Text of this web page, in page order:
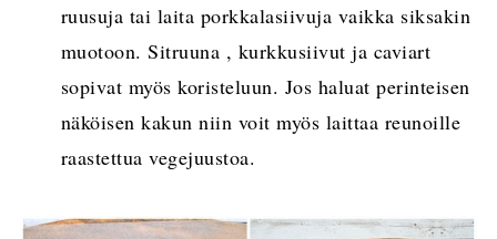
ruusuja tai laita porkkalasiivuja vaikka siksakin
muotoon. Sitruuna , kurkkusiivut ja caviart
sopivat myös koristeluun. Jos haluat perinteisen
näköisen kakun niin voit myös laittaa reunoille
raastettua vegejuustoa.